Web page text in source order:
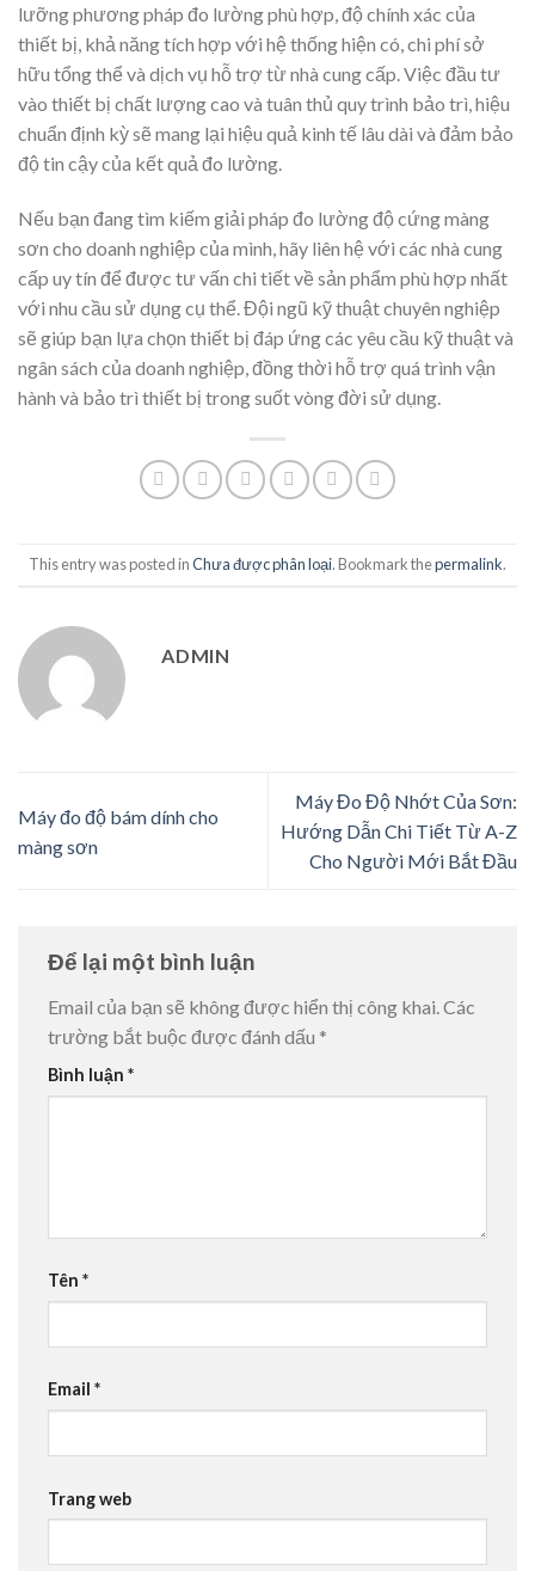
lưỡng phương pháp đo lường phù hợp, độ chính xác của
thiết bị, khả năng tích hợp với hệ thống hiện có, chi phí sở
hữu tổng thể và dịch vụ hỗ trợ từ nhà cung cấp. Việc đầu tư
vào thiết bị chất lượng cao và tuân thủ quy trình bảo trì, hiệu
chuẩn định kỳ sẽ mang lại hiệu quả kinh tế lâu dài và đảm bảo
độ tin cậy của kết quả đo lường.
Nếu bạn đang tìm kiếm giải pháp đo lường độ cứng màng
sơn cho doanh nghiệp của mình, hãy liên hệ với các nhà cung
cấp uy tín để được tư vấn chi tiết về sản phẩm phù hợp nhất
với nhu cầu sử dụng cụ thể. Đội ngũ kỹ thuật chuyên nghiệp
sẽ giúp bạn lựa chọn thiết bị đáp ứng các yêu cầu kỹ thuật và
ngân sách của doanh nghiệp, đồng thời hỗ trợ quá trình vận
hành và bảo trì thiết bị trong suốt vòng đời sử dụng.
This entry was posted inChưa được phân loại. Bookmark thepermalink.
ADMIN
Máy đo độ bám dính cho
màng sơn
Máy Đo Độ Nhớt Của Sơn:
Hướng Dẫn Chi Tiết Từ A-Z
Cho Người Mới Bắt Đầu
Để lại một bình luận
Email của bạn sẽ không được hiển thị công khai.Các
trường bắt buộc được đánh dấu *
Bình luận *
Tên *
Email *
Trang web